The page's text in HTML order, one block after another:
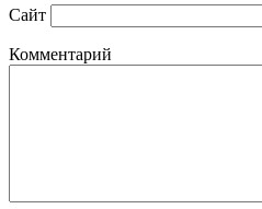
Сайт
Комментарий